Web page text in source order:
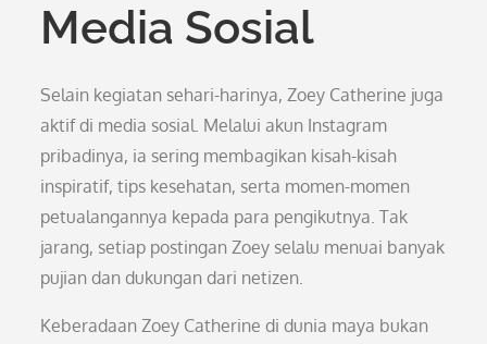
Media Sosial
Selain kegiatan sehari-harinya, Zoey Catherine juga
aktif di media sosial. Melalui akun Instagram
pribadinya, ia sering membagikan kisah-kisah
inspiratif, tips kesehatan, serta momen-momen
petualangannya kepada para pengikutnya. Tak
jarang, setiap postingan Zoey selalu menuai banyak
pujian dan dukungan dari netizen.
Keberadaan Zoey Catherine di dunia maya bukan